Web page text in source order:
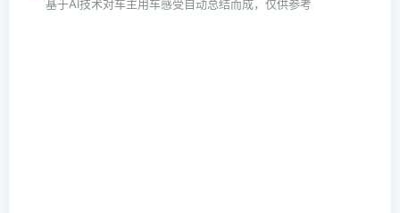
基于AI技术对车主用车感受自动总结而成，仅供参考